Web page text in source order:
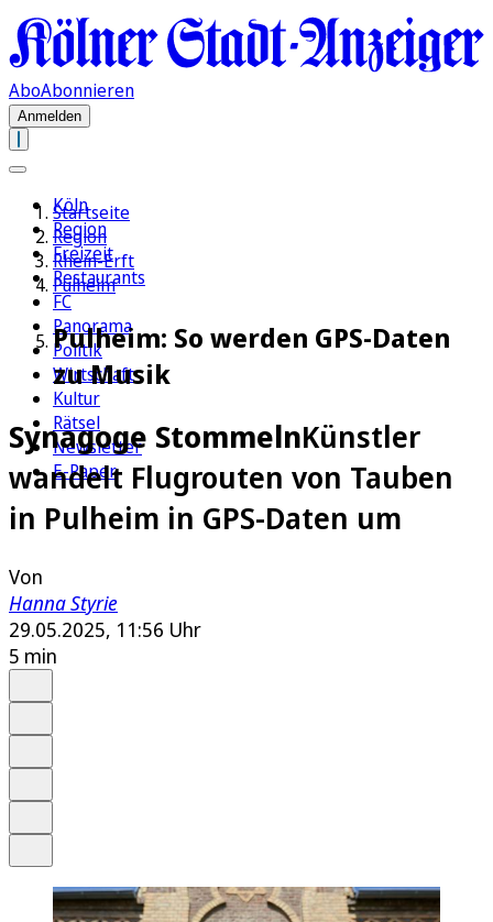
AboAbonnieren
Anmelden
Köln
Region
Freizeit
Restaurants
FC
Panorama
Politik
Wirtschaft
Kultur
Rätsel
Newsletter
E-Paper
Startseite
Region
Rhein-Erft
Pulheim
Pulheim: So werden GPS-Daten
zu Musik
Synagoge StommelnKünstler
wandelt Flugrouten von Tauben
in Pulheim in GPS-Daten um
Von
Hanna Styrie
29.05.2025, 11:56 Uhr
5 min